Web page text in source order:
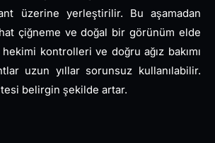
üzerine yerleştirilir. Bu aşamadan
çiğneme ve doğal bir görünüm elde
kontrolleri ve doğru ağız bakımı
uzun yıllar sorunsuz kullanılabilir.
belirgin şekilde artar.